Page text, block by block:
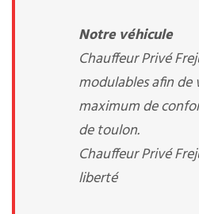
Notre véhicule
Chauffeur Privé
modulables afin de
maximum de
de toulon.
Chauffeur Privé
liberté